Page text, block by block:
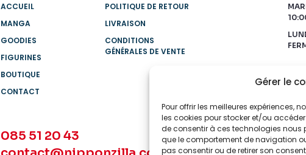
Gérer le
Pour offrir les meilleures expériences,
les cookies pour stocker et/ou
de consentir à ces technologies nous
que le comportement de navigation
pas consentir ou de retirer son
ACCUEIL
MANGA
GOODIES
FIGURINES
BOUTIQUE
CONTACT
POLITIQUE DE RETOUR
LIVRAISON
CONDITIONS
GÉNÉRALES DE VENTE
085 51 20 43